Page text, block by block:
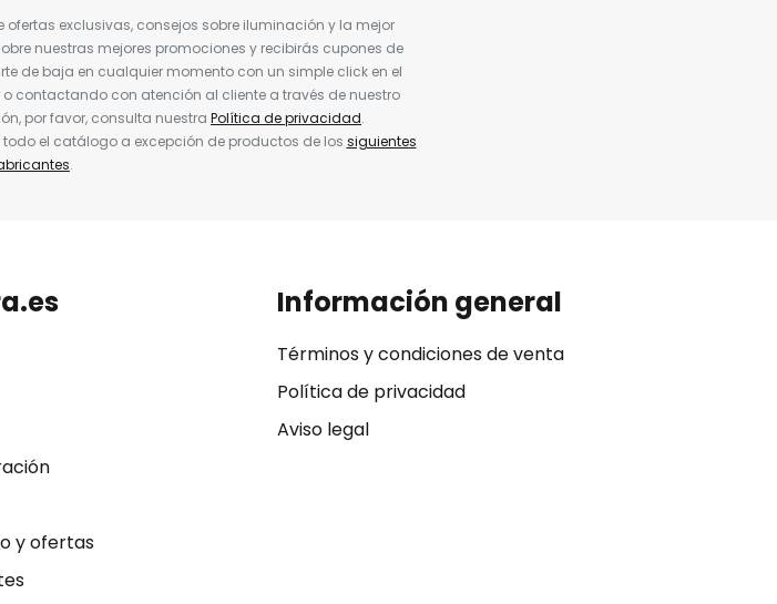
ofertas exclusivas, consejos sobre iluminación y la mejor
nuestras mejores promociones y recibirás cupones de
de baja en cualquier momento con un simple click en el
contactando con atención al cliente a través de nuestro
por favor, consulta nuestra Política de privacidad.
el catálogo a excepción de productos de los siguientes
.
y ofertas
Información general
Términos y condiciones de venta
Política de privacidad
Aviso legal